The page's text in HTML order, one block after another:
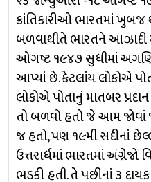
ક્રાંતિકારીઓ ભારતમાં
બળવાથીતે ભારતને આઝાદી
ઓગષ્ટ ૧૯૪૭ સુધીમાં
આપ્યાં છે. કેટલાંય લોકોએ
લોકોએ પોતાનું માતબર
તો બળવો હતો જે આમ
જ હતો, પણ ૧૯મી સદીનાં
ઉત્તરાર્ધમાં ભારતમાં અંગ્રેજો
ભડકી હતી. તે પછીનાં ૩